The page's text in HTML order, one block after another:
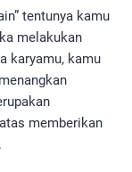
tentunya kamu
melakukan
karyamu, kamu
memberikan